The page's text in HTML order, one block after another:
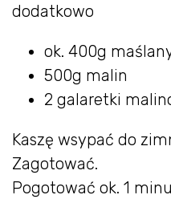
dodatkowo
ok. 400g
500g malin
2 galaretki
Kaszę wsypać do
Zagotować.
Pogotować ok. 1